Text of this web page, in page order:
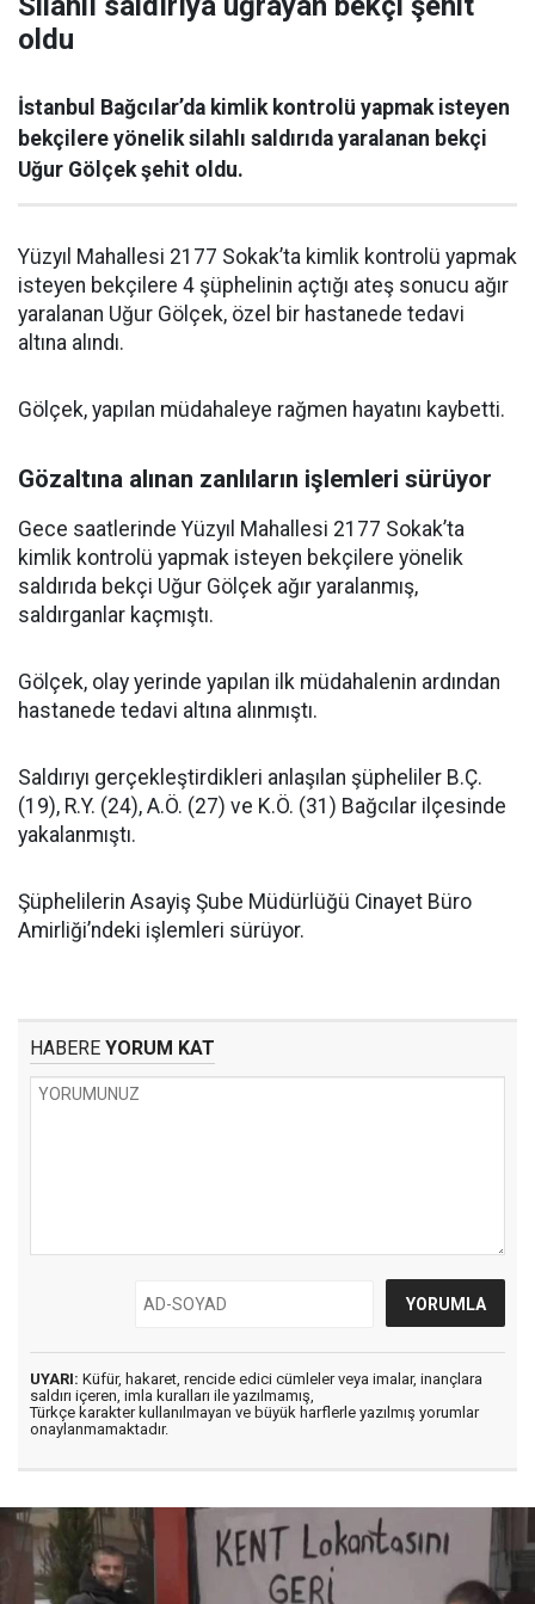
oldu
İstanbul Bağcılar’da kimlik kontrolü yapmak isteyen
bekçilere yönelik silahlı saldırıda yaralanan bekçi
Uğur Gölçek şehit oldu.
Yüzyıl Mahallesi 2177 Sokak’ta kimlik kontrolü yapmak
isteyen bekçilere 4 şüphelinin açtığı ateş sonucu ağır
yaralanan Uğur Gölçek, özel bir hastanede tedavi
altına alındı.
Gölçek, yapılan müdahaleye rağmen hayatını kaybetti.
Gözaltına alınan zanlıların işlemleri sürüyor
Gece saatlerinde Yüzyıl Mahallesi 2177 Sokak’ta
kimlik kontrolü yapmak isteyen bekçilere yönelik
saldırıda bekçi Uğur Gölçek ağır yaralanmış,
saldırganlar kaçmıştı.
Gölçek, olay yerinde yapılan ilk müdahalenin ardından
hastanede tedavi altına alınmıştı.
Saldırıyı gerçekleştirdikleri anlaşılan şüpheliler B.Ç.
(19), R.Y. (24), A.Ö. (27) ve K.Ö. (31) Bağcılar ilçesinde
yakalanmıştı.
Şüphelilerin Asayiş Şube Müdürlüğü Cinayet Büro
Amirliği’ndeki işlemleri sürüyor.
HABERE YORUM KAT
UYARI: Küfür, hakaret, rencide edici cümleler veya imalar, inançlara
saldırı içeren, imla kuralları ile yazılmamış,
Türkçe karakter kullanılmayan ve büyük harflerle yazılmış yorumlar
onaylanmamaktadır.